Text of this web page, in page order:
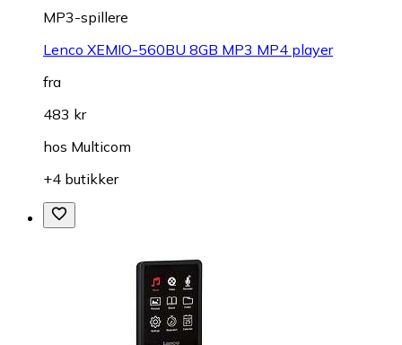
MP3-spillere
Lenco XEMIO-560BU 8GB MP3 MP4 player
fra
483 kr
hos Multicom
+4 butikker